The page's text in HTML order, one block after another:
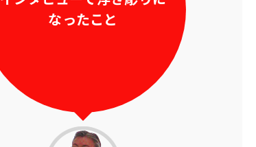
なったこと